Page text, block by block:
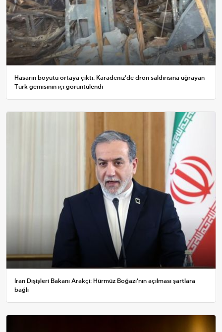
Hasarın boyutu ortaya çıktı: Karadeniz'de dron saldırısına uğrayan
Türk gemisinin içi görüntülendi
İran Dışişleri Bakanı Arakçi: Hürmüz Boğazı'nın açılması şartlara
bağlı